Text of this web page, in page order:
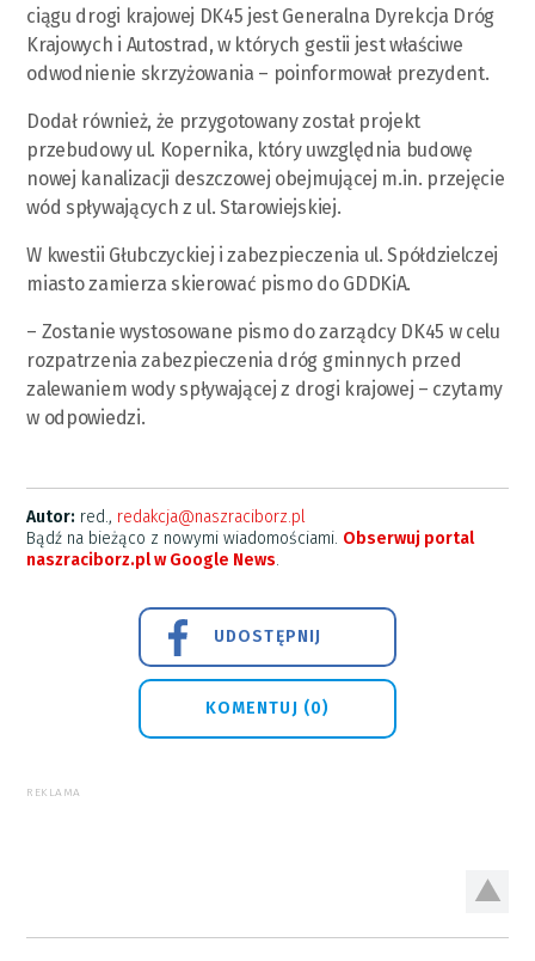
ciągu drogi krajowej DK45 jest Generalna Dyrekcja Dróg
Krajowych i Autostrad, w których gestii jest właściwe
odwodnienie skrzyżowania – poinformował prezydent.
Dodał również, że przygotowany został projekt
przebudowy ul. Kopernika, który uwzględnia budowę
nowej kanalizacji deszczowej obejmującej m.in. przejęcie
wód spływających z ul. Starowiejskiej.
W kwestii Głubczyckiej i zabezpieczenia ul. Spółdzielczej
miasto zamierza skierować pismo do GDDKiA.
– Zostanie wystosowane pismo do zarządcy DK45 w celu
rozpatrzenia zabezpieczenia dróg gminnych przed
zalewaniem wody spływającej z drogi krajowej – czytamy
w odpowiedzi.
Autor: red., redakcja@naszraciborz.pl
Bądź na bieżąco z nowymi wiadomościami. Obserwuj portal
naszraciborz.pl w Google News.
UDOSTĘPNIJ
KOMENTUJ (0)
REKLAMA